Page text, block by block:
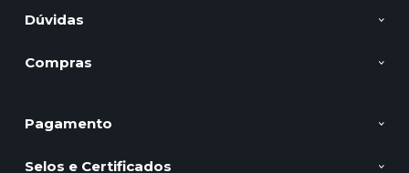
Dúvidas
Compras
Pagamento
Selos e Certificados